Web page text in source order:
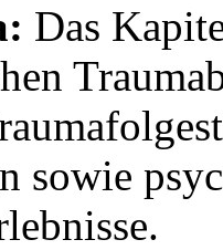
Das
sowie